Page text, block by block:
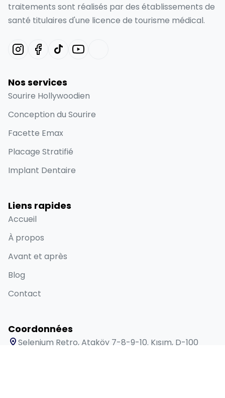
traitements sont réalisés par des établissements de
santé titulaires d'une licence de tourisme médical.
Nos services
Sourire Hollywoodien
Conception du Sourire
Facette Emax
Placage Stratifié
Implant Dentaire
Liens rapides
Accueil
À propos
Avant et après
Blog
Contact
Coordonnées
Selenium Retro, Ataköy 7-8-9-10. Kısım, D-100